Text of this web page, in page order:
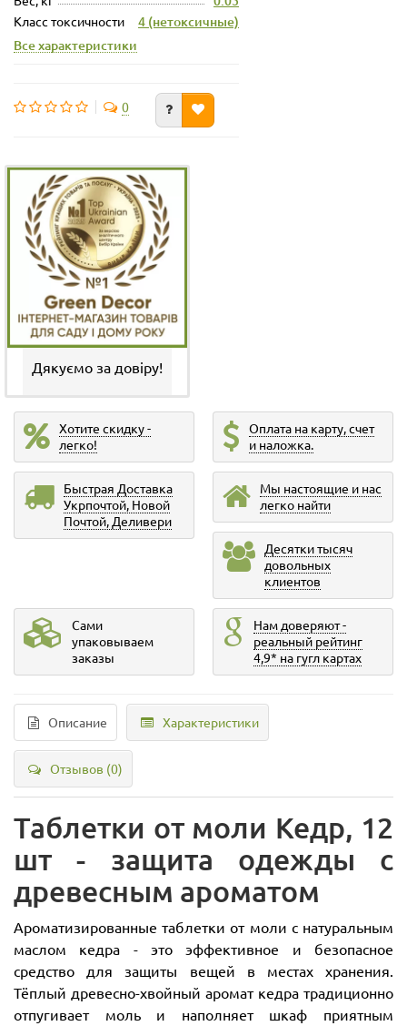
Класс токсичности
4 (нетоксичные)
Все характеристики
0
Дякуємо за довіру!
Хотите скидку -
легко!
Оплата на карту, счет
и наложка.
Быстрая Доставка
Укрпочтой, Новой
Почтой, Деливери
Мы настоящие и нас
легко найти
Десятки тысяч
довольных
клиентов
Сами
упаковываем
заказы
Нам доверяют -
реальный рейтинг
4,9* на гугл картах
Описание Характеристики
Отзывов (0)
Таблетки от моли Кедр, 12
шт - защита одежды с
древесным ароматом
Ароматизированные таблетки от моли с натуральным
маслом кедра - это эффективное и безопасное
средство для защиты вещей в местах хранения.
Тёплый древесно-хвойный аромат кедра традиционно
отпугивает моль и наполняет шкаф приятным